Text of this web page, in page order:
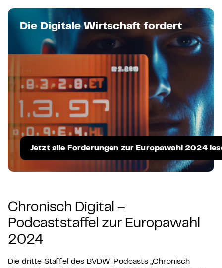
Die Digitale Wirtschaft fordert
Jetzt alle Forderungen zur Europawahl 2024
Chronisch Digital –
Podcaststaffel zur Europawahl
2024
Die dritte Staffel des BVDW-Podcasts „Chronisch